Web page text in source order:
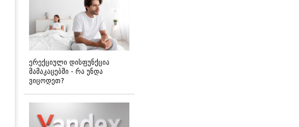
ერექციული დისფუნქცია
მამაკაცებში - რა უნდა
ვიცოდეთ?